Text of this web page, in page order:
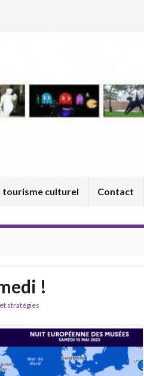
tourisme culturel Contact
!
stratégies